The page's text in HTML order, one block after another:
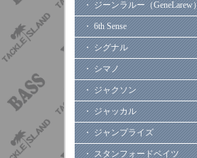
・ ジーンラルー（GeneLarew）
・ 6th Sense
・ シグナル
・ シマノ
・ ジャクソン
・ ジャッカル
・ ジャンプライズ
・ スタンフォードベイツ